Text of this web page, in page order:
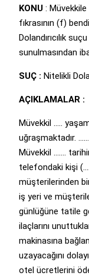
KONU : Müvekkile
fıkrasının (f)
Dolandırıcılık
sunulmasından
SUÇ : Nitelikli
AÇIKLAMALAR :
Müvekkil …..
uğraşmaktadır.
Müvekkil …….
telefondaki kişi
müşterilerinden
iş yeri ve
günlüğüne tatile
ilaçlarını
makinasına
uzayacağını
otel ücretlerini